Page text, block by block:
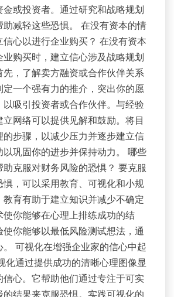
或投资者。通过研究和战略规划
助减轻这些恐惧。 在没有资本的情
信心以进行企业购买？ 在没有资本
业购买时，建立信心涉及战略规划
，了解卖方融资或合作伙伴关系
定一个强有力的推介，突出你的愿
吸引投资者或合作伙伴。与经验
网络可以提供见解和鼓励。将目
的步骤，以减少压力并逐步建立信
以巩固你的进步并保持动力。 哪些
克服对财务风险的恐惧？ 要克服
惧，可以采用教育、可视化和小规
育有助于建立知识并减少不确定
使你能够在心理上排练成功的结
你能够以最低风险测试想法，通
可视化在增强企业家的信心中起
化通过提供成功的清晰心理图像显
信心。它帮助他们通过专注于可实
结果来克服恐惧。实践可视化的